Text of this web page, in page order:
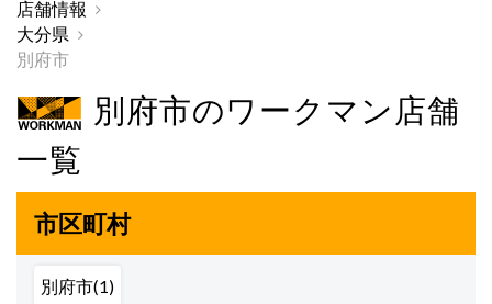
店舗情報
大分県
別府市
別府市のワークマン店舗
一覧
市区町村
別府市(1)